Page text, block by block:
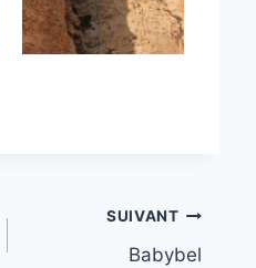
SUIVANT
Babybel